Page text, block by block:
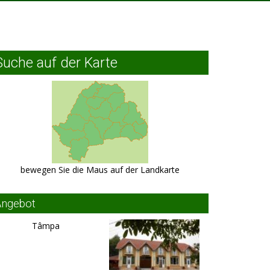
auf der Karte
bewegen Sie die Maus auf der Landkarte
Tâmpa